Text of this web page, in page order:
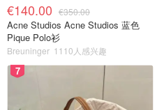
€140.00 €350.00
Acne Studios Acne Studios 蓝色
Pique Polo衫
Breuninger 1110人感兴趣
7